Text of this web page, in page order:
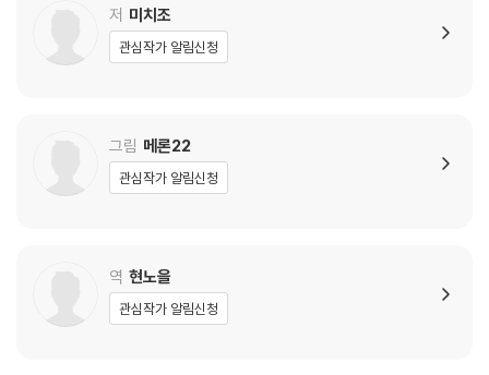
제79화 사랑하는 아이야, 친히 원수를 갚지 말라
제80화 지옥의 복수심이 내 마음에 끓어오르고
제81화 나는 사라져버린 것을 안다
제84화 축복받기를
제85화 강하고 덧없는 자들
제86화 선을 가늠하며
외전 발리에르의 지방 순회
외전 장미원에 노랫소리를 IF 굿 엔딩
저 미치조
관심작가 알림신청
그림 메론22
관심작가 알림신청
역 현노을
관심작가 알림신청